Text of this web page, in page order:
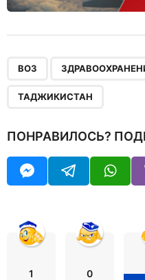
ВОЗ
ТАДЖИКИСТАН
ПОНРАВИЛОСЬ?
1 0